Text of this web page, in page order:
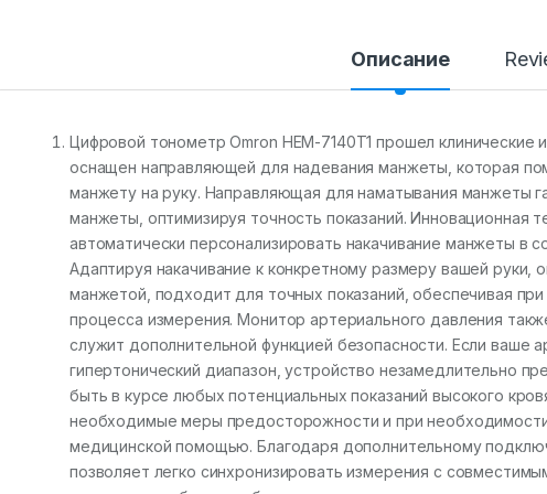
Описание
Цифровой тонометр Omron HEM-7140T1 прошел клинические
оснащен направляющей для надевания манжеты, которая
манжету на руку. Направляющая для наматывания манжеты
манжеты, оптимизируя точность показаний. Инновационная
автоматически персонализировать накачивание манжеты в
Адаптируя накачивание к конкретному размеру вашей руки,
манжетой, подходит для точных показаний, обеспечивая
процесса измерения. Монитор артериального давления
служит дополнительной функцией безопасности. Если ваше
гипертонический диапазон, устройство незамедлительно
быть в курсе любых потенциальных показаний высокого
необходимые меры предосторожности и при
медицинской помощью. Благодаря дополнительному
позволяет легко синхронизировать измерения с